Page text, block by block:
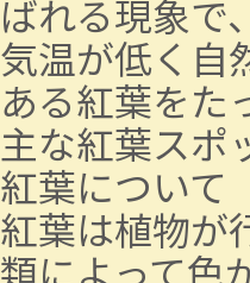
ばれる現象で
気温が低く自
ある紅葉をた
主な紅葉スポ
紅葉について
紅葉は植物が
類によって色